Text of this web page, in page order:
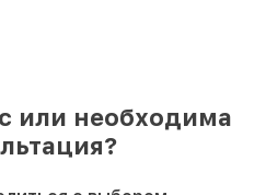
или необходима